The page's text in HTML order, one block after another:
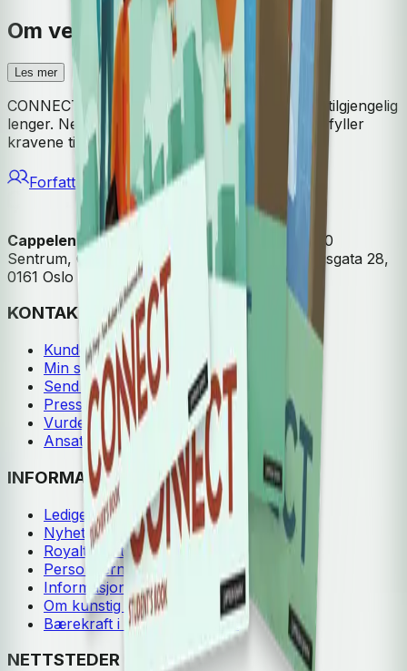
Om verket
Les mer
CONNECT 8–10 Workspace er dessverre ikke tilgjengelig
lenger. Nettstedet er tatt ned fordi det ikke oppfyller
kravene til universell utforming.
Forfattere
Cappelen Damm
| Postadresse: Postboks 1900
Sentrum, 0055 Oslo | Besøksadresse: Stortingsgata 28,
0161 Oslo
KONTAKT OSS
Kundeservice
Min side
Send inn manus
Presse
Vurderingseksemplar
Ansatte
INFORMASJON
Ledige stillinger
Nyhetsbrev
Royaltyportal
Personvern
Informasjonskapsler
Om kunstig intelligens
Bærekraft i Cappelen Damm
NETTSTEDER